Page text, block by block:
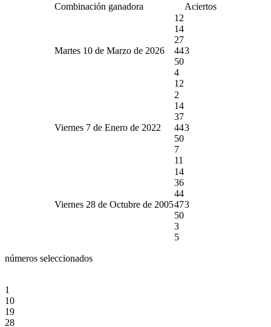
Combinación ganadora Aciertos
Martes 10 de Marzo de 2026
12
14
27
44
50
4
12
3
Viernes 7 de Enero de 2022
2
14
37
44
50
7
11
3
Viernes 28 de Octubre de 2005
14
36
44
47
50
3
5
3
números seleccionados
1
10
19
28